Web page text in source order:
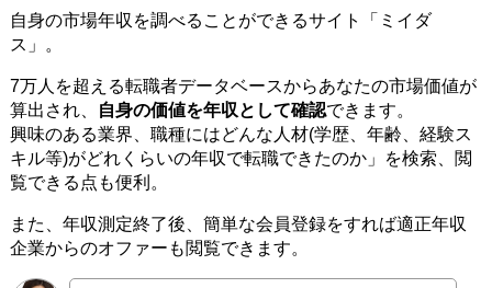
自身の市場年収を調べることができるサイト「ミイダ
ス」。
7万人を超える転職者データベースからあなたの市場価値が
算出され、
自身の価値を年収として確認できます。
興味のある業界、職種にはどんな人材(学歴、年齢、経験ス
キル等)がどれくらいの年収で転職できたのか」を検索、閲
覧できる点も便利。
また、年収測定終了後、簡単な会員登録をすれば適正年収
企業からのオファーも閲覧できます。